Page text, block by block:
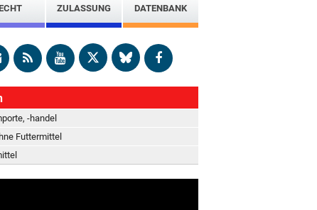
ZULASSUNG DATENBANK
-handel
Futtermittel